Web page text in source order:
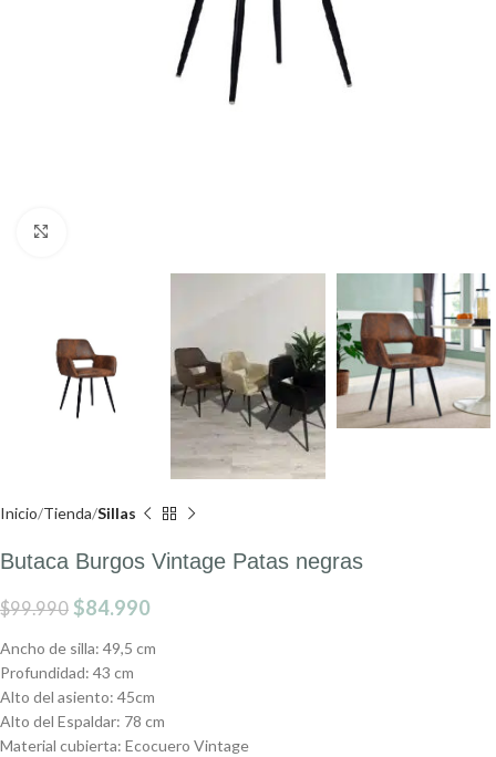
Inicio Tienda Sillas
Butaca Burgos Vintage Patas negras
$99.990 $84.990
Ancho de silla: 49,5 cm
Profundidad: 43 cm
Alto del asiento: 45cm
Alto del Espaldar: 78 cm
Material cubierta: Ecocuero Vintage